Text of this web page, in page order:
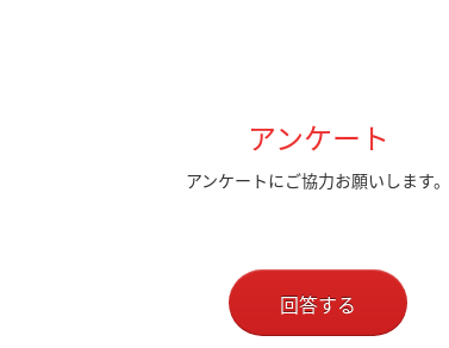
アンケート
アンケートにご協力お願いします。
回答する